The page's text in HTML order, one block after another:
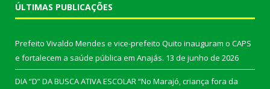
ÚLTIMAS PUBLICAÇÕES
Prefeito Vivaldo Mendes e vice-prefeito Quito inauguram o CAPS
e fortalecem a saúde pública em Anajás. 13 de junho de 2026
DIA “D” DA BUSCA ATIVA ESCOLAR “No Marajó, criança fora da